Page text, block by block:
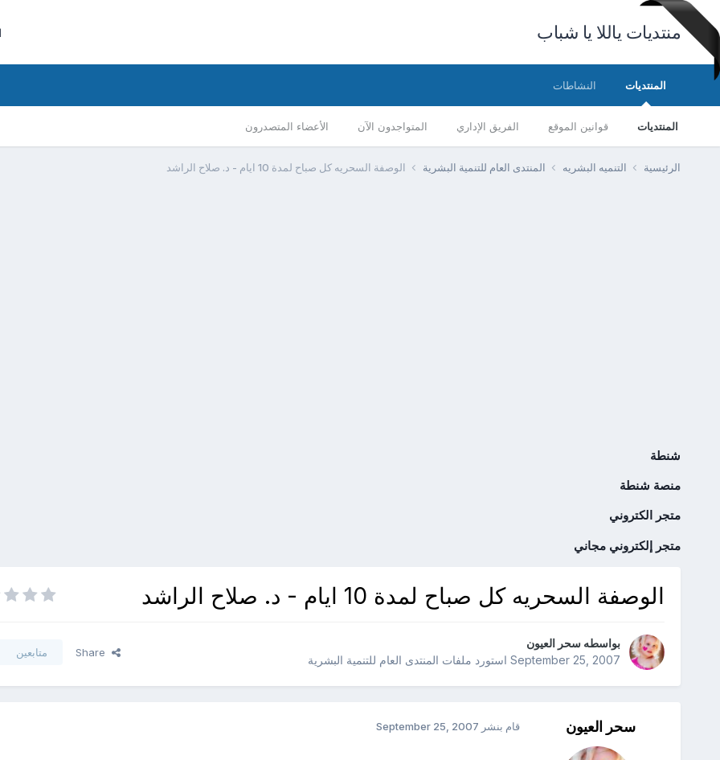
منتديات ياللا يا شباب
المنتديات
المنتديات قوانين الموقع الفريق الإداري المتواجدون الآن الأعضاء المتصدرون
النشاطات
الرئيسية التنميه البشريه المنتدى العام للتنمية البشرية الوصفة السحريه كل صباح لمدة 10 ايام - د. صلاح الراشد
شنطة
منصة شنطة
متجر الكتروني
متجر إلكتروني مجاني
الوصفة السحريه كل صباح لمدة 10 ايام - د. صلاح الراشد
بواسطه سحر العيون
September 25, 2007استورد ملفات المنتدى العام للتنمية البشرية
Share متابعين
سحر العيون قام بنشر September 25, 2007